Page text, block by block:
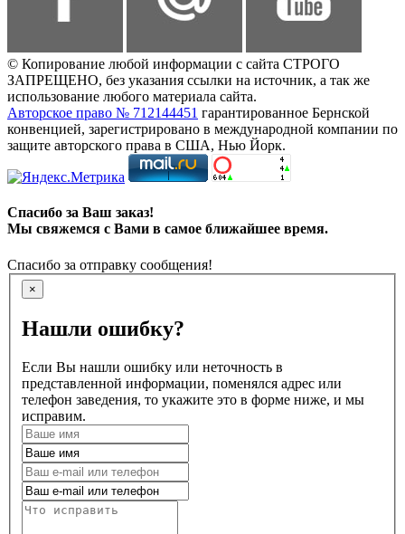
© Копирование любой информации с сайта СТРОГО
ЗАПРЕЩЕНО, без указания ссылки на источник, а так же
использование любого материала сайта.
Авторское право № 712144451 гарантированное Бернской
конвенцией, зарегистрировано в международной компании по
защите авторского права в США, Нью Йорк.
Спасибо за Ваш заказ!
Мы свяжемся с Вами в самое ближайшее время.
Спасибо за отправку сообщения!
×
Нашли ошибку?
Если Вы нашли ошибку или неточность в
представленной информации, поменялся адрес или
телефон заведения, то укажите это в форме ниже, и мы
исправим.